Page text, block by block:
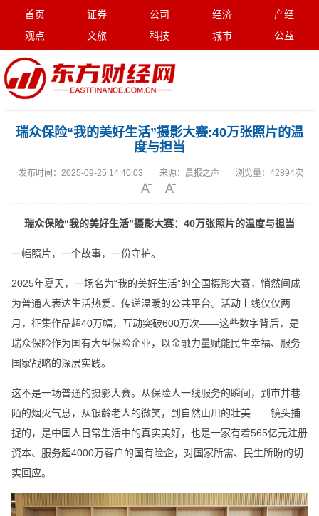
首页 证券 公司 经济
产经
观点
文旅 科技 城市 公益
瑞众保险“我的美好生活”摄影大赛:40万张照片的温
度与担当
发布时间： 2025-09-25 14:40:03 来源： 晨报之声 浏览量： 42894次
瑞众保险“我的美好生活”摄影大赛： 40万张照片的温度与担当
一幅照片，一个故事，一份守护。
2025年夏天，一场名为“我的美好生活”的全国摄影大赛，悄然间成
为普通人表达生活热爱、传递温暖的公共平台。活动上线仅仅两
月，征集作品超40万幅，互动突破600万次——这些数字背后，是
瑞众保险作为国有大型保险企业，以金融力量赋能民生幸福、服务
国家战略的深层实践。
这不是一场普通的摄影大赛。从保险人一线服务的瞬间，到市井巷
陌的烟火气息，从银龄老人的微笑，到自然山川的壮美——镜头捕
捉的，是中国人日常生活中的真实美好，也是一家有着565亿元注册
资本、服务超4000万客户的国有险企，对国家所需、民生所盼的切
实回应。